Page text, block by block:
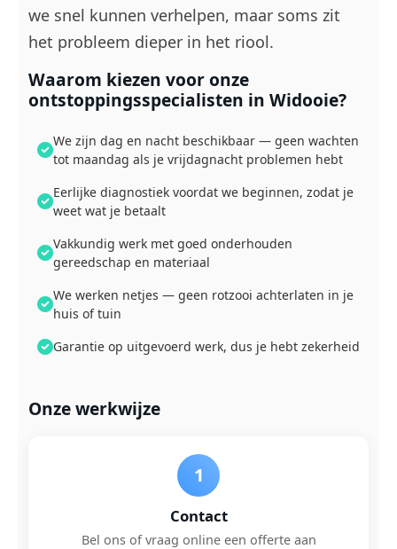
we snel kunnen verhelpen, maar soms zit
het probleem dieper in het riool.
Waarom kiezen voor onze
ontstoppingsspecialisten in Widooie?
We zijn dag en nacht beschikbaar — geen wachten
tot maandag als je vrijdagnacht problemen hebt
Eerlijke diagnostiek voordat we beginnen, zodat je
weet wat je betaalt
Vakkundig werk met goed onderhouden
gereedschap en materiaal
We werken netjes — geen rotzooi achterlaten in je
huis of tuin
Garantie op uitgevoerd werk, dus je hebt zekerheid
Onze werkwijze
1
Contact
Bel ons of vraag online een offerte aan